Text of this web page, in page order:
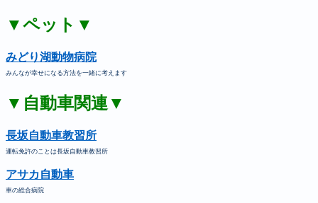
▼ペット▼
みどり湖動物病院
みんなが幸せになる方法を一緒に考えます
▼自動車関連▼
長坂自動車教習所
運転免許のことは長坂自動車教習所
アサカ自動車
車の総合病院